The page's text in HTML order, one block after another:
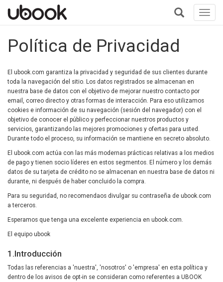
Política de Privacidad
El ubook.com garantiza la privacidad y seguridad de sus clientes durante
toda la navegación del sitio. Los datos registrados se almacenan en
nuestra base de datos con el objetivo de mejorar nuestro contacto por
email, correo directo y otras formas de interacción. Para eso utilizamos
cookies e información de su navegación (sesión del navegador) con el
objetivo de conocer el público y perfeccionar nuestros productos y
servicios, garantizando las mejores promociones y ofertas para usted.
Durante todo el proceso, su información se mantiene en secreto absoluto.
El ubook.com actúa con las más modernas prácticas relativas a los medios
de pago y tienen socio líderes en estos segmentos. El número y los demás
datos de su tarjeta de crédito no se almacenan en nuestra base de datos ni
durante, ni después de haber concluido la compra.
Para su seguridad, no recomendaos divulgar su contraseña de ubook.com
a terceros.
Esperamos que tenga una excelente experiencia en ubook.com.
El equipo ubook
1.Introducción
Todas las referencias a 'nuestra', 'nosotros' o 'empresa' en esta política y
dentro de los avisos de opt-in se consideran como referentes a UBOOK